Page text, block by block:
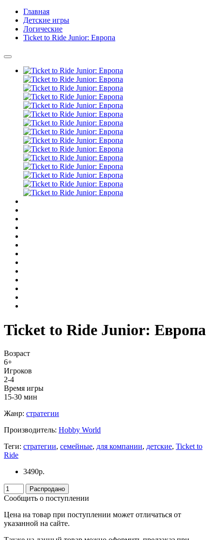
Главная
Детские игры
Логические
Ticket to Ride Junior: Европа
Ticket to Ride Junior: Европа
Возраст
6+
Игроков
2-4
Время игры
15-30 мин
Жанр: стратегии
Производитель: Hobby World
Теги: стратегии, семейные, для компании, детские, Ticket to
Ride
3490р.
Распродано
Сообщить о поступлении
Цена на товар при поступлении может отличаться от
указанной на сайте.